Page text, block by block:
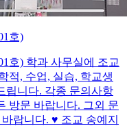
호)
호) 학과 사무실에 조교
적, 수업, 실습, 학교생
립니다. 각종 문의사항
방문 바랍니다. 그외 문
랍니다. ♥ 조교 송예지